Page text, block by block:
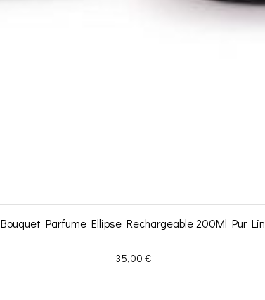
Bouquet Parfume Ellipse Rechargeable 200Ml Pur Lin
Prix
35,00 €